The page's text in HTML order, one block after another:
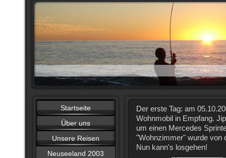
Startseite
Über uns
Unsere Reisen
Neuseeland 2003
Der erste Tag: am
Wohnmobil in Empfang.
um einen Mercedes
"Wohnzimmer" wurde von
Nun kann's losgehen!